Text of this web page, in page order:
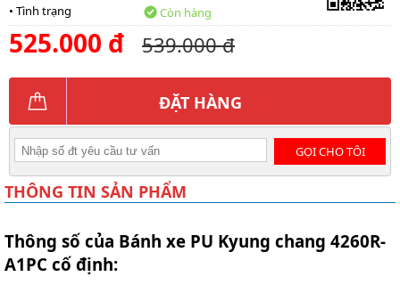
• Tình trạng
Còn hàng
525.000 đ 539.000 đ
ĐẶT HÀNG
GỌI CHO TÔI
THÔNG TIN SẢN PHẨM
Thông số của Bánh xe PU Kyung chang 4260R-
A1PC cố định: